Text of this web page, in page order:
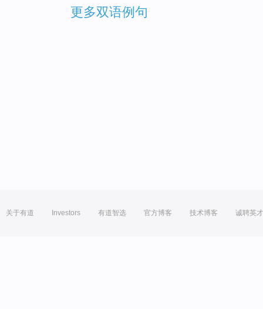
更多双语例句
关于有道 Investors 有道智选 官方博客 技术博客 诚聘英才